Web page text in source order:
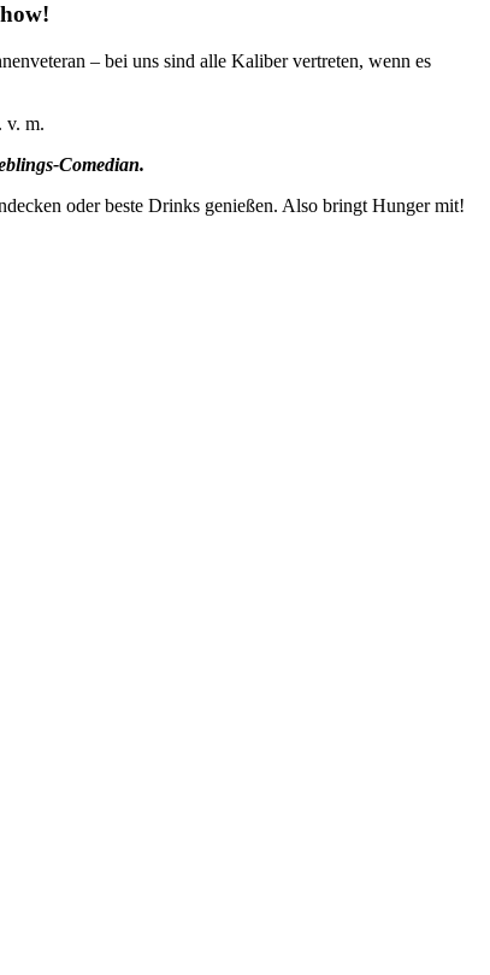
– bei uns sind alle Kaliber vertreten, wenn es
v. m.
Comedian.
oder beste Drinks genießen. Also bringt Hunger mit!